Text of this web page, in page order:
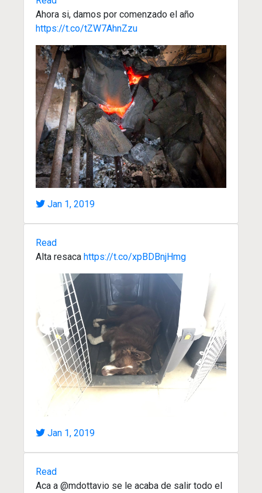
Ahora si, damos por comenzado el año
https://t.co/tZW7AhnZzu
Jan 1, 2019
Read
Alta resaca https://t.co/xpBDBnjHmg
Jan 1, 2019
Read
Aca a @mdottavio se le acaba de salir todo el